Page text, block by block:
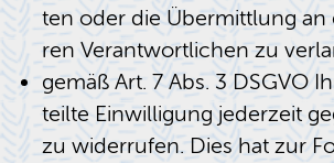
ten oder die Über­mitt­lung
ren Ver­ant­wort­li­chen zu
gemäß Art. 7 Abs. 3 DSGVO
teil­te Ein­wil­li­gung je­der­zeit
zu wi­der­ru­fen. Dies hat zur